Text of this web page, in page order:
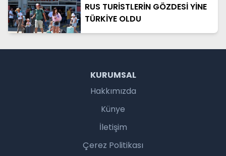
RUS TURİSTLERİN GÖZDESİ YİNE
TÜRKİYE OLDU
KURUMSAL
Hakkımızda
Künye
İletişim
Çerez Politikası